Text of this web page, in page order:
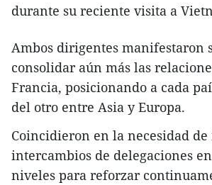
durante su reciente visita a
Ambos dirigentes manifestaron
consolidar aún más las
Francia, posicionando a cada
del otro entre Asia y Europa.
Coincidieron en la necesidad
intercambios de delegaciones
niveles para reforzar